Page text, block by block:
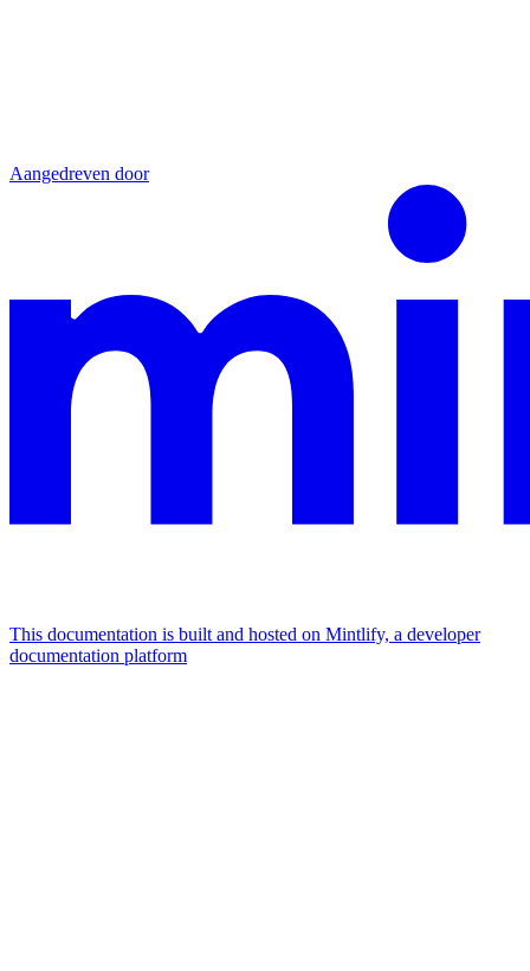
Aangedreven door
This documentation is built and hosted on Mintlify, a developer
documentation platform